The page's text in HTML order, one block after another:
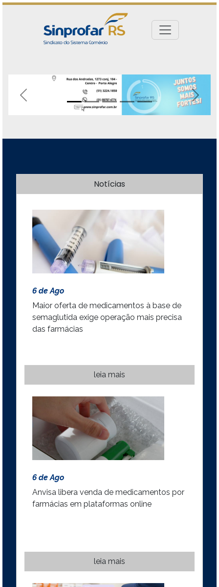
Previous Next
Notícias
6 de Ago
Maior oferta de medicamentos à base de
semaglutida exige operação mais precisa
das farmácias
leia mais
6 de Ago
Anvisa libera venda de medicamentos por
farmácias em plataformas online
leia mais